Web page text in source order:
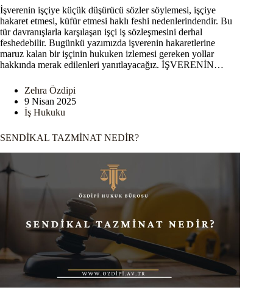
İşverenin işçiye küçük düşürücü sözler söylemesi, işçiye
hakaret etmesi, küfür etmesi haklı feshi nedenlerindendir. Bu
tür davranışlarla karşılaşan işçi iş sözleşmesini derhal
feshedebilir. Bugünkü yazımızda işverenin hakaretlerine
maruz kalan bir işçinin hukuken izlemesi gereken yollar
hakkında merak edilenleri yanıtlayacağız. İŞVERENİN…
Zehra Özdipi
9 Nisan 2025
İş Hukuku
SENDİKAL TAZMİNAT NEDİR?